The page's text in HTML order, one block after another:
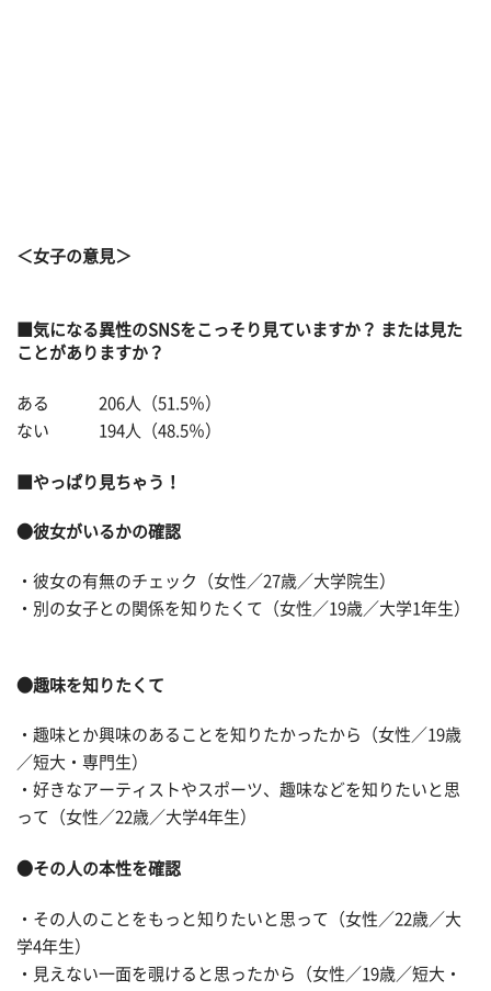
＜女子の意見＞
■気になる異性のSNSをこっそり見ていますか？ または見た
ことがありますか？
ある 206人（51.5％）
ない 194人（48.5％）
■やっぱり見ちゃう！
●彼女がいるかの確認
・彼女の有無のチェック（女性／27歳／大学院生）
・別の女子との関係を知りたくて（女性／19歳／大学1年生）
●趣味を知りたくて
・趣味とか興味のあることを知りたかったから（女性／19歳
／短大・専門生）
・好きなアーティストやスポーツ、趣味などを知りたいと思
って（女性／22歳／大学4年生）
●その人の本性を確認
・その人のことをもっと知りたいと思って（女性／22歳／大
学4年生）
・見えない一面を覗けると思ったから（女性／19歳／短大・